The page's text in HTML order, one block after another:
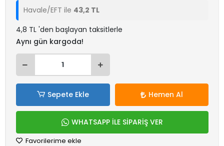
Havale/EFT ile 43,2 TL
4,8 TL 'den başlayan taksitlerle
Aynı gün kargoda!
Sepete Ekle Hemen Al
WHATSAPP İLE SİPARİŞ VER
Favorilerime ekle